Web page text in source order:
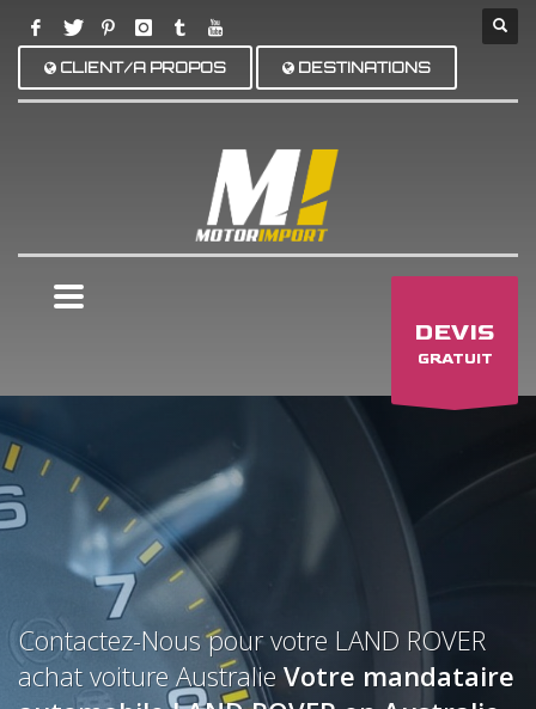
CLIENT/A PROPOS DESTINATIONS
DEVIS
GRATUIT
Contactez-Nous pour votre LAND ROVER
achat voiture Australie Votre mandataire